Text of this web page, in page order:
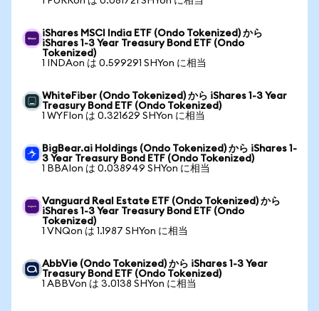
iShares MSCI India ETF (Ondo Tokenized) から
iShares 1-3 Year Treasury Bond ETF (Ondo
Tokenized)
1 INDAon は 0.599291 SHYon に相当
WhiteFiber (Ondo Tokenized) から iShares 1-3 Year
Treasury Bond ETF (Ondo Tokenized)
1 WYFIon は 0.321629 SHYon に相当
BigBear.ai Holdings (Ondo Tokenized) から iShares 1-
3 Year Treasury Bond ETF (Ondo Tokenized)
1 BBAIon は 0.038949 SHYon に相当
Vanguard Real Estate ETF (Ondo Tokenized) から
iShares 1-3 Year Treasury Bond ETF (Ondo
Tokenized)
1 VNQon は 1.1987 SHYon に相当
AbbVie (Ondo Tokenized) から iShares 1-3 Year
Treasury Bond ETF (Ondo Tokenized)
1 ABBVon は 3.0138 SHYon に相当